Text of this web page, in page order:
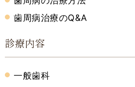
歯周病治療のQ&A
診療内容
一般歯科